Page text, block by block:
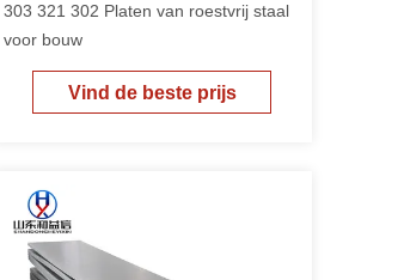
303 321 302 Platen van roestvrij staal
voor bouw
Vind de beste prijs